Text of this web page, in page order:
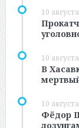
10
10
В
10
Фёдор